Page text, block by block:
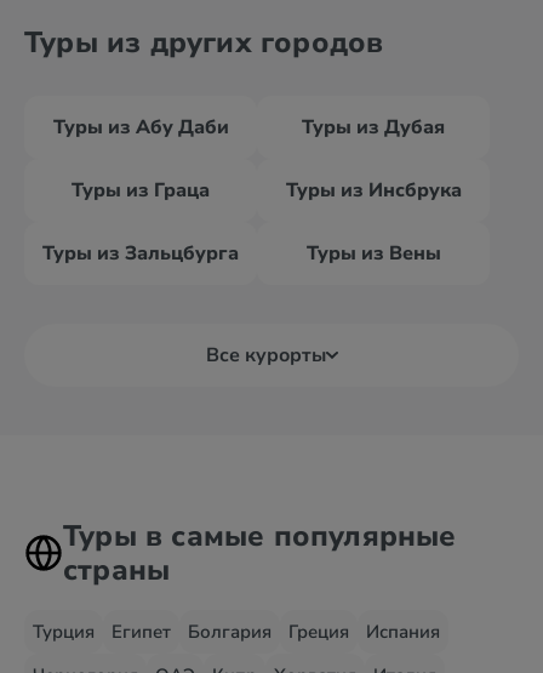
Туры из других городов
Туры из Абу Даби Туры из Дубая
Туры из Граца Туры из Инсбрука
Туры из Зальцбурга Туры из Вены
Все курорты
Туры в самые популярные
страны
Турция Египет Болгария Греция
Испания